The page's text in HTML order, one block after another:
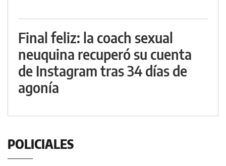
Final feliz: la coach sexual
neuquina recuperó su cuenta
de Instagram tras 34 días de
agonía
POLICIALES